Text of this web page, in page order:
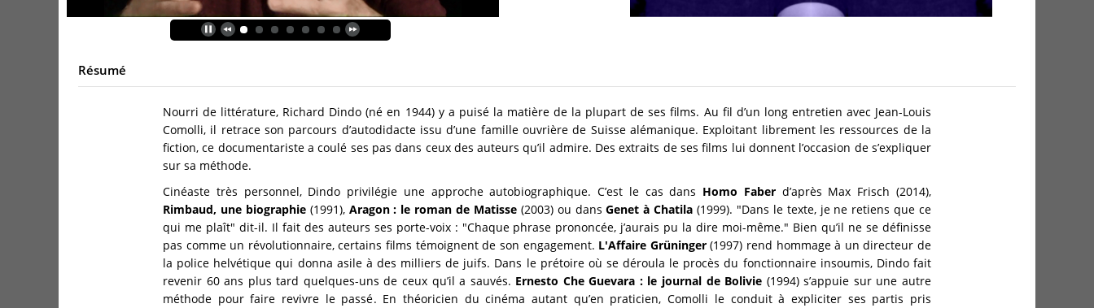
Résumé
Nourri de littérature, Richard Dindo (né en 1944) y a puisé la matière de la plupart de ses films. Au fil d’un long entretien avec Jean-Louis
Comolli, il retrace son parcours d’autodidacte issu d’une famille ouvrière de Suisse alémanique. Exploitant librement les ressources de la
fiction, ce documentariste a coulé ses pas dans ceux des auteurs qu’il admire. Des extraits de ses films lui donnent l’occasion de s’expliquer
sur sa méthode.
Cinéaste très personnel, Dindo privilégie une approche autobiographique. C’est le cas dans Homo Faberd’après Max Frisch (2014),
Rimbaud, une biographie(1991), Aragon : le roman de Matisse(2003) ou dansGenet à Chatila (1999). "Dans le texte, je ne retiens que ce
qui me plaît" dit-il. Il fait des auteurs ses porte-voix : "Chaque phrase prononcée, j’aurais pu la dire moi-même." Bien qu’il ne se définisse
pas comme un révolutionnaire, certains films témoignent de son engagement. L'Affaire Grüninger(1997) rend hommage à un directeur de
la police helvétique qui donna asile à des milliers de juifs. Dans le prétoire où se déroula le procès du fonctionnaire insoumis, Dindo fait
revenir 60 ans plus tard quelques-uns de ceux qu’il a sauvés. Ernesto Che Guevara : le journal de Bolivie (1994) s’appuie sur une autre
méthode pour faire revivre le passé. En théoricien du cinéma autant qu’en praticien, Comolli le conduit à expliciter ses partis pris